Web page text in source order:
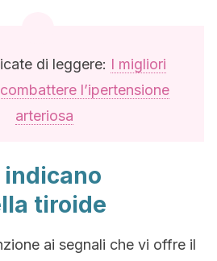
di leggere: I migliori
l’ipertensione
arteriosa
indicano
tiroide
ai segnali che vi offre il